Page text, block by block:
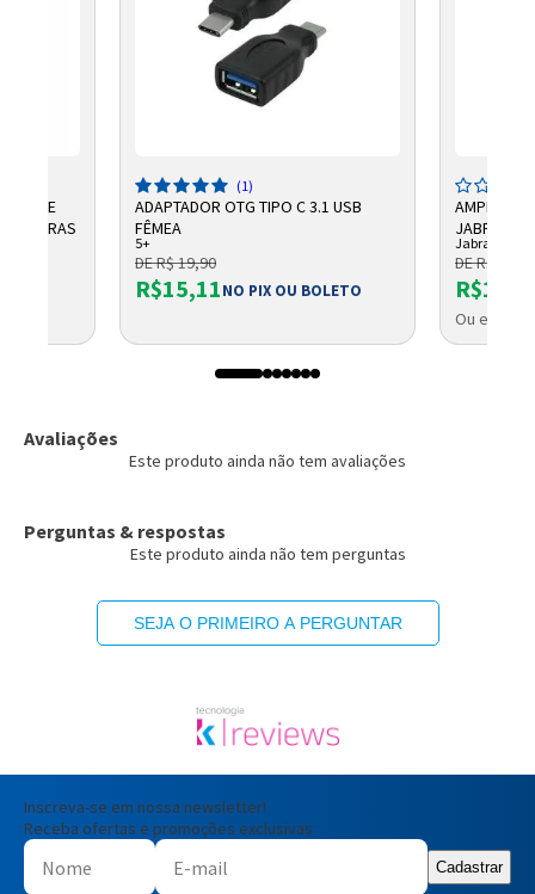
DE
(1)
ADAPTADOR OTG TIPO C 3.1 USB
FÊMEA
5+
DE R$ 19,90
R$15,11NO PIX OU BOLETO
JABRA
Jabra
DE R$
Ou em até
Avaliações
Este produto ainda não tem avaliações
Perguntas & respostas
Este produto ainda não tem perguntas
SEJA O PRIMEIRO A PERGUNTAR
Inscreva-se em nossa newsletter!
Receba ofertas e promoções exclusivas
Cadastrar